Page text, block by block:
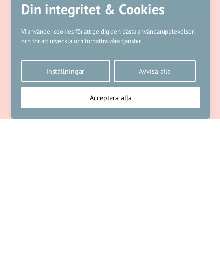
Din integritet & Cookies
Vi använder cookies för att ge dig den bästa användarupplevelsen
och för att utveckla och förbättra våra tjänster.
Inställningar Avvisa alla
Acceptera alla